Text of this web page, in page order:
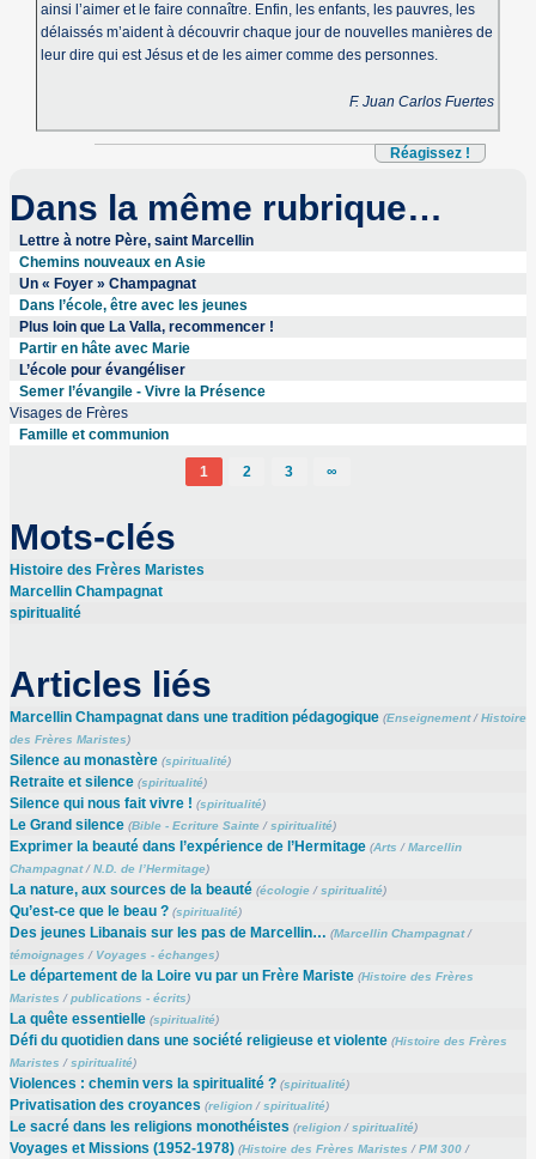
ainsi l’aimer et le faire connaître. Enfin, les enfants, les pauvres, les
délaissés m’aident à découvrir chaque jour de nouvelles manières de
leur dire qui est Jésus et de les aimer comme des personnes.
F. Juan Carlos Fuertes
Réagissez !
Dans la même rubrique…
Lettre à notre Père, saint Marcellin
Chemins nouveaux en Asie
Un « Foyer » Champagnat
Dans l’école, être avec les jeunes
Plus loin que La Valla, recommencer !
Partir en hâte avec Marie
L’école pour évangéliser
Semer l’évangile - Vivre la Présence
Visages de Frères
Famille et communion
1 2 3 ∞
Mots-clés
Histoire des Frères Maristes
Marcellin Champagnat
spiritualité
Articles liés
Marcellin Champagnat dans une tradition pédagogique (Enseignement/Histoire
des Frères Maristes)
Silence au monastère (spiritualité)
Retraite et silence (spiritualité)
Silence qui nous fait vivre ! (spiritualité)
Le Grand silence (Bible - Ecriture Sainte/spiritualité)
Exprimer la beauté dans l’expérience de l’Hermitage (Arts /Marcellin
Champagnat/N.D. de l’Hermitage)
La nature, aux sources de la beauté (écologie/spiritualité)
Qu’est-ce que le beau ? (spiritualité)
Des jeunes Libanais sur les pas de Marcellin… (Marcellin Champagnat/
témoignages / Voyages - échanges)
Le département de la Loire vu par un Frère Mariste (Histoire des Frères
Maristes /publications - écrits)
La quête essentielle (spiritualité)
Défi du quotidien dans une société religieuse et violente (Histoire des Frères
Maristes /spiritualité)
Violences : chemin vers la spiritualité ? (spiritualité)
Privatisation des croyances (religion/spiritualité)
Le sacré dans les religions monothéistes (religion/spiritualité)
Voyages et Missions (1952-1978) (Histoire des Frères Maristes /PM 300/